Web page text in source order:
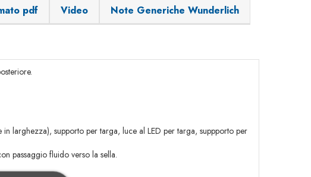
pdf Video Note Generiche Wunderlich
larghezza), supporto per targa, luce al LED per targa, suppporto per
passaggio fluido verso la sella.